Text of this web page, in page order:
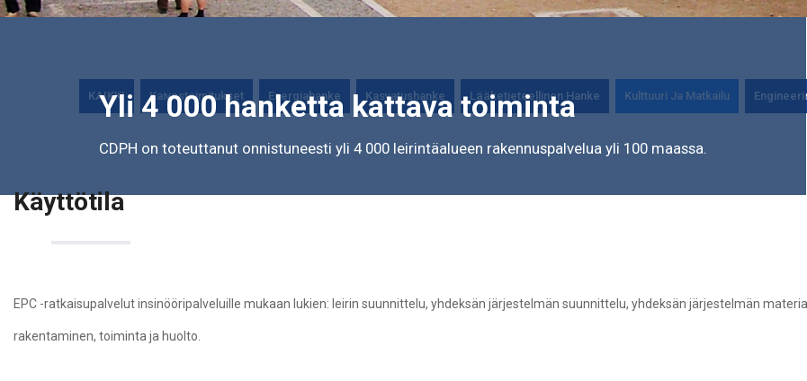
Yli 4 000 hanketta kattava toiminta
CDPH on toteuttanut onnistuneesti yli 4 000 leirintäalueen rakennuspalvelua yli 100 maassa.
KAIKKI Kaivostoimitukset Energiahanke Kasvatushanke Lääketieteellinen Hanke Kulttuuri Ja Matkailu
Käyttötila
EPC -ratkaisupalvelut insinööripalveluille mukaan lukien: leirin suunnittelu, yhdeksän järjestelmän suunnittelu, yhdeksän järjestelmän
rakentaminen, toiminta ja huolto.